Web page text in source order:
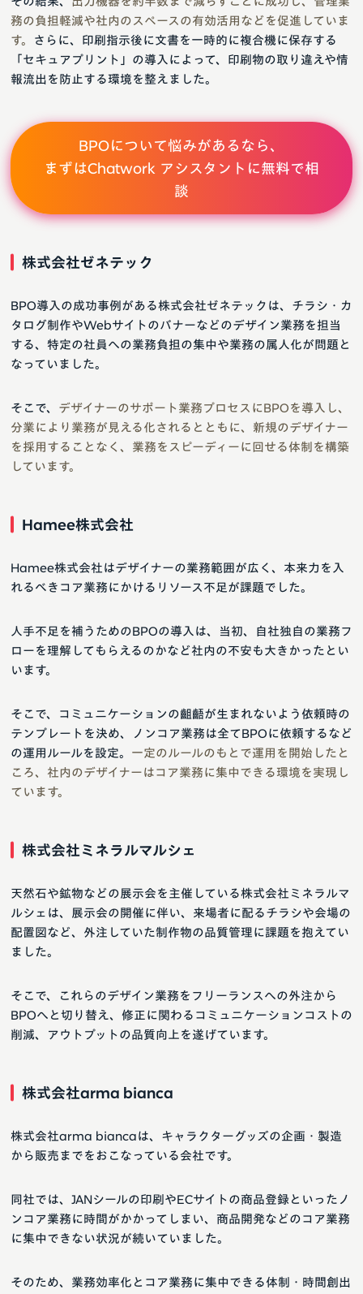
務の負担軽減や社内のスペースの有効活用などを促進していま
す。
さらに、印刷指示後に文書を一時的に複合機に保存する
「セキュアプリント」の導入によって、印刷物の取り違えや情
報流出を防止する環境を整えました。
BPOについて悩みがあるなら、
まずはChatwork アシスタントに無料で相
談
株式会社ゼネテック
BPO導入の成功事例がある株式会社ゼネテックは、チラシ・カ
タログ制作やWebサイトのバナーなどのデザイン業務を担当
する、特定の社員への業務負担の集中や業務の属人化が問題と
なっていました。
そこで、 デザイナーのサポート業務プロセスにBPOを導入し、
分業により業務が見える化されるとともに、新規のデザイナー
を採用することなく、業務をスピーディーに回せる体制を構築
しています。
Hamee株式会社
Hamee株式会社はデザイナーの業務範囲が広く、本来力を入
れるべきコア業務にかけるリソース不足が課題でした。
人手不足を補うためのBPOの導入は、当初、自社独自の業務フ
ローを理解してもらえるのかなど社内の不安も大きかったとい
います。
そこで、コミュニケーションの齟齬が生まれないよう依頼時の
テンプレートを決め、ノンコア業務は全てBPOに依頼するなど
の運用ルールを設定。 一定のルールのもとで運用を開始したと
ころ、社内のデザイナーはコア業務に集中できる環境を実現し
ています。
株式会社ミネラルマルシェ
天然石や鉱物などの展示会を主催している株式会社ミネラルマ
ルシェは、展示会の開催に伴い、来場者に配るチラシや会場の
配置図など、外注していた制作物の品質管理に課題を抱えてい
ました。
そこで、これらのデザイン業務をフリーランスへの外注から
BPOへと切り替え、修正に関わるコミュニケーションコストの
削減、アウトプットの品質向上を遂げています。
株式会社arma bianca
株式会社arma biancaは、キャラクターグッズの企画・製造
から販売までをおこなっている会社です。
同社では、JANシールの印刷やECサイトの商品登録といったノ
ンコア業務に時間がかかってしまい、商品開発などのコア業務
に集中できない状況が続いていました。
そのため、業務効率化とコア業務に集中できる体制・時間創出